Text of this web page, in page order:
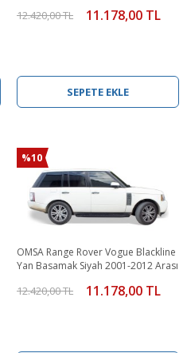
12.420,00 TL 11.178,00 TL
SEPETE EKLE
%10
OMSA Range Rover Vogue Blackline
Yan Basamak Siyah 2001-2012 Arası
12.420,00 TL 11.178,00 TL